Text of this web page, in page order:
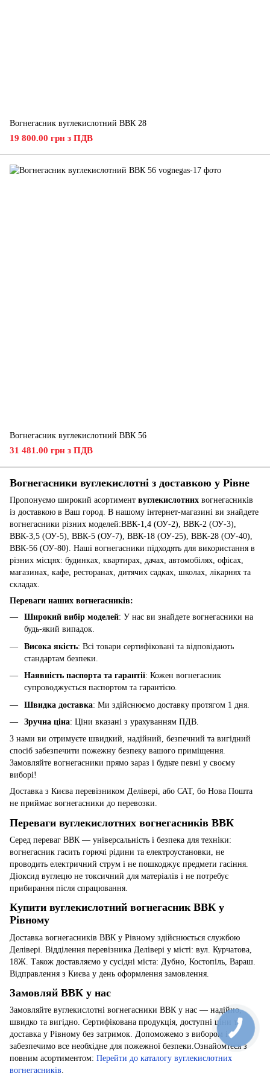
Вогнегасник вуглекислотний ВВК 28
19 800.00 грн з ПДВ
Вогнегасник вуглекислотний ВВК 56
31 481.00 грн з ПДВ
Вогнегасники вуглекислотні з доставкою у Рівне
Пропонуємо широкий асортимент вуглекислотних вогнегасників
із доставкою в Ваш город. В нашому інтернет-магазині ви знайдете
вогнегасники різних моделей:ВВК-1,4 (ОУ-2), ВВК-2 (ОУ-3),
ВВК-3,5 (ОУ-5), ВВК-5 (ОУ-7), ВВК-18 (ОУ-25), ВВК-28 (ОУ-40),
ВВК-56 (ОУ-80). Наші вогнегасники підходять для використання в
різних місцях: будинках, квартирах, дачах, автомобілях, офісах,
магазинах, кафе, ресторанах, дитячих садках, школах, лікарнях та
складах.
Переваги наших вогнегасників:
Широкий вибір моделей: У нас ви знайдете вогнегасники на
будь-який випадок.
Висока якість: Всі товари сертифіковані та відповідають
стандартам безпеки.
Наявність паспорта та гарантії: Кожен вогнегасник
супроводжується паспортом та гарантією.
Швидка доставка: Ми здійснюємо доставку протягом 1 дня.
Зручна ціна: Ціни вказані з урахуванням ПДВ.
З нами ви отримуєте швидкий, надійний, безпечний та вигідний
спосіб забезпечити пожежну безпеку вашого приміщення.
Замовляйте вогнегасники прямо зараз і будьте певні у своєму
виборі!
Доставка з Києва перевізником Делівері, або САТ, бо Нова Пошта
не приймає вогнегасники до перевозки.
Переваги вуглекислотних вогнегасників ВВК
Серед переваг ВВК — універсальність і безпека для техніки:
вогнегасник гасить горючі рідини та електроустановки, не
проводить електричний струм і не пошкоджує предмети гасіння.
Діоксид вуглецю не токсичний для матеріалів і не потребує
прибирання після спрацювання.
Купити вуглекислотний вогнегасник ВВК у
Рівному
Доставка вогнегасників ВВК у Рівному здійснюється службою
Делівері. Відділення перевізника Делівері у місті: вул. Курчатова,
18Ж. Також доставляємо у сусідні міста: Дубно, Костопіль, Вараш.
Відправлення з Києва у день оформлення замовлення.
Замовляй ВВК у нас
Замовляйте вуглекислотні вогнегасники ВВК у нас — надійно,
швидко та вигідно. Сертифікована продукція, доступні ціни та
доставка у Рівному без затримок. Допоможемо з вибором і
забезпечимо все необхідне для пожежної безпеки.Ознайомтеся з
повним асортиментом: Перейти до каталогу вуглекислотних
вогнегасників.